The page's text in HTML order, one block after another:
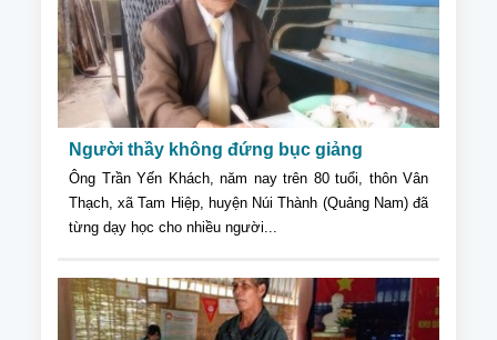
Người thầy không đứng bục giảng
Ông Trần Yến Khách, năm nay trên 80 tuổi, thôn Vân
Thạch, xã Tam Hiệp, huyện Núi Thành (Quảng Nam) đã
từng dạy học cho nhiều người...